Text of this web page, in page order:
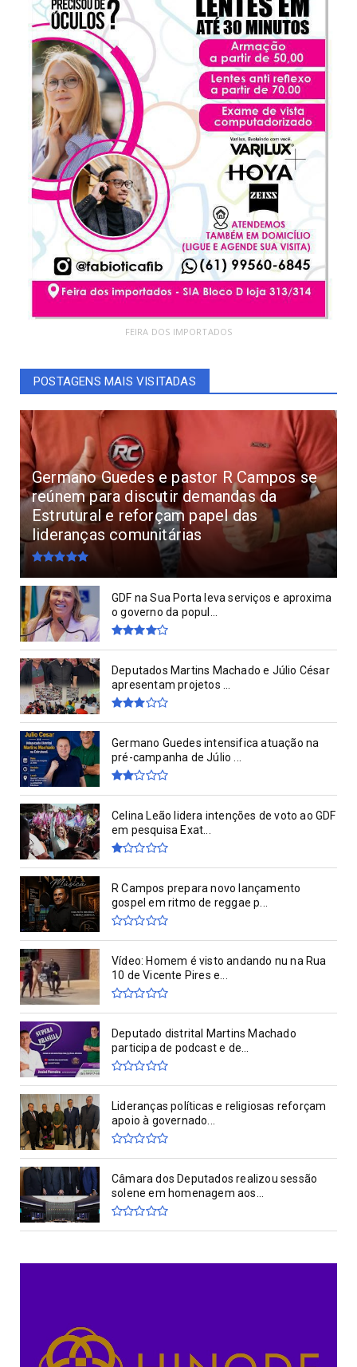
FEIRA DOS IMPORTADOS
POSTAGENS MAIS VISITADAS
Germano Guedes e pastor R Campos se
reúnem para discutir demandas da
Estrutural e reforçam papel das
lideranças comunitárias
GDF na Sua Porta leva serviços e aproxima
o governo da popul...
Deputados Martins Machado e Júlio César
apresentam projetos ...
Germano Guedes intensifica atuação na
pré-campanha de Júlio ...
Celina Leão lidera intenções de voto ao GDF
em pesquisa Exat...
R Campos prepara novo lançamento
gospel em ritmo de reggae p...
Vídeo: Homem é visto andando nu na Rua
10 de Vicente Pires e...
Deputado distrital Martins Machado
participa de podcast e de...
Lideranças políticas e religiosas reforçam
apoio à governado...
Câmara dos Deputados realizou sessão
solene em homenagem aos...